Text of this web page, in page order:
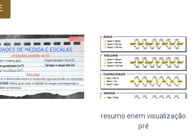
resumo enem visualização
pré